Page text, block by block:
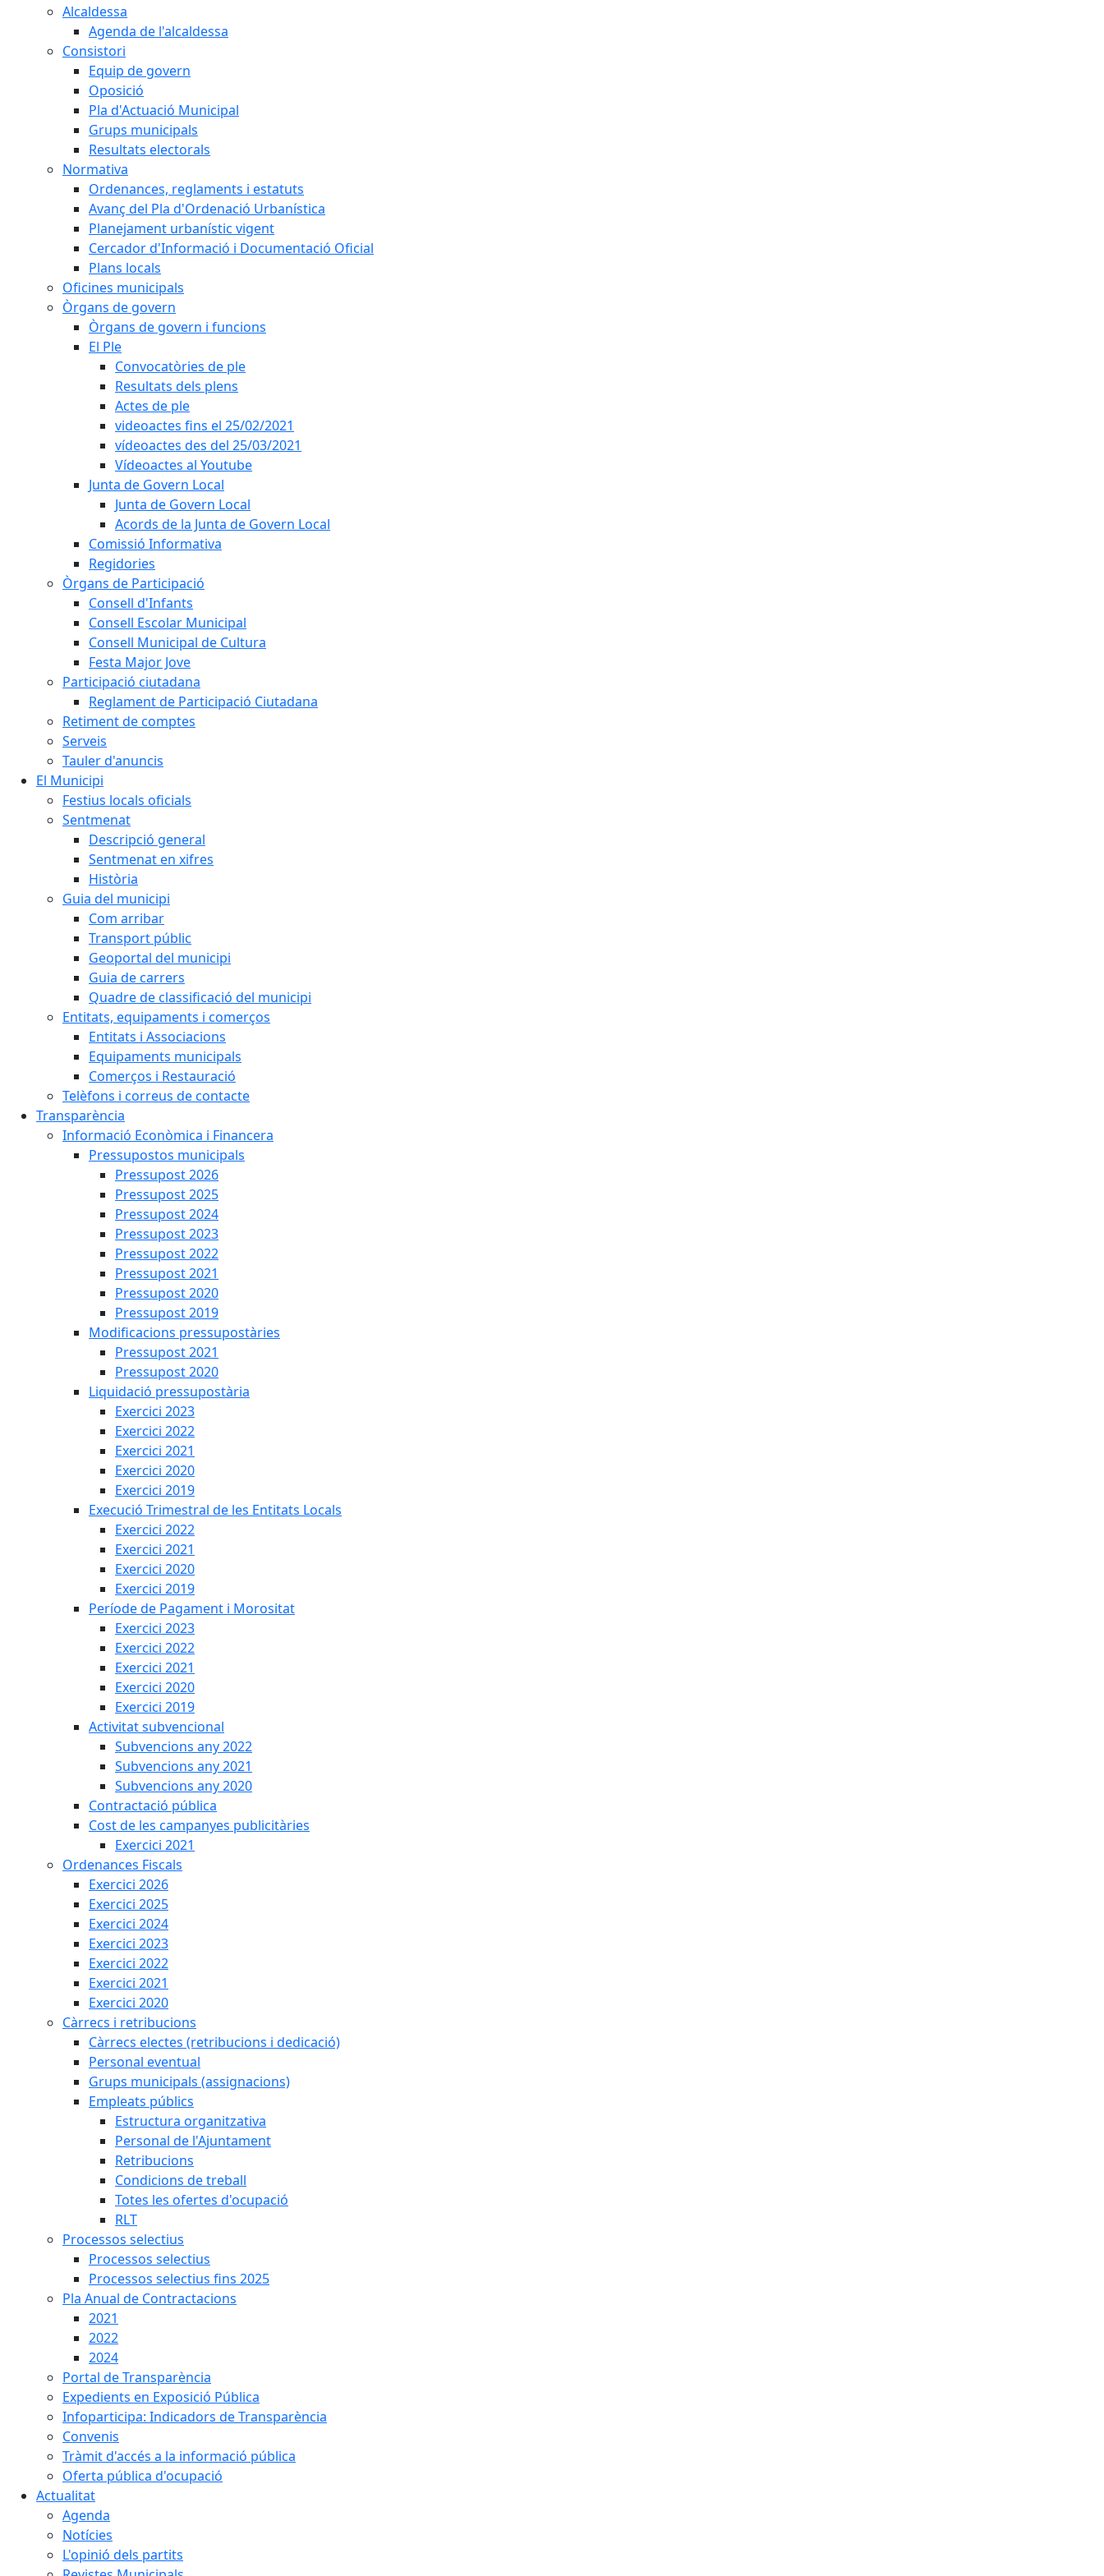
Alcaldessa
Agenda de l'alcaldessa
Consistori
Equip de govern
Oposició
Pla d'Actuació Municipal
Grups municipals
Resultats electorals
Normativa
Ordenances, reglaments i estatuts
Avanç del Pla d'Ordenació Urbanística
Planejament urbanístic vigent
Cercador d'Informació i Documentació Oficial
Plans locals
Oficines municipals
Òrgans de govern
Òrgans de govern i funcions
El Ple
Convocatòries de ple
Resultats dels plens
Actes de ple
videoactes fins el 25/02/2021
vídeoactes des del 25/03/2021
Vídeoactes al Youtube
Junta de Govern Local
Junta de Govern Local
Acords de la Junta de Govern Local
Comissió Informativa
Regidories
Òrgans de Participació
Consell d'Infants
Consell Escolar Municipal
Consell Municipal de Cultura
Festa Major Jove
Participació ciutadana
Reglament de Participació Ciutadana
Retiment de comptes
Serveis
Tauler d'anuncis
El Municipi
Festius locals oficials
Sentmenat
Descripció general
Sentmenat en xifres
Història
Guia del municipi
Com arribar
Transport públic
Geoportal del municipi
Guia de carrers
Quadre de classificació del municipi
Entitats, equipaments i comerços
Entitats i Associacions
Equipaments municipals
Comerços i Restauració
Telèfons i correus de contacte
Transparència
Informació Econòmica i Financera
Pressupostos municipals
Pressupost 2026
Pressupost 2025
Pressupost 2024
Pressupost 2023
Pressupost 2022
Pressupost 2021
Pressupost 2020
Pressupost 2019
Modificacions pressupostàries
Pressupost 2021
Pressupost 2020
Liquidació pressupostària
Exercici 2023
Exercici 2022
Exercici 2021
Exercici 2020
Exercici 2019
Execució Trimestral de les Entitats Locals
Exercici 2022
Exercici 2021
Exercici 2020
Exercici 2019
Període de Pagament i Morositat
Exercici 2023
Exercici 2022
Exercici 2021
Exercici 2020
Exercici 2019
Activitat subvencional
Subvencions any 2022
Subvencions any 2021
Subvencions any 2020
Contractació pública
Cost de les campanyes publicitàries
Exercici 2021
Ordenances Fiscals
Exercici 2026
Exercici 2025
Exercici 2024
Exercici 2023
Exercici 2022
Exercici 2021
Exercici 2020
Càrrecs i retribucions
Càrrecs electes (retribucions i dedicació)
Personal eventual
Grups municipals (assignacions)
Empleats públics
Estructura organitzativa
Personal de l'Ajuntament
Retribucions
Condicions de treball
Totes les ofertes d'ocupació
RLT
Processos selectius
Processos selectius
Processos selectius fins 2025
Pla Anual de Contractacions
2021
2022
2024
Portal de Transparència
Expedients en Exposició Pública
Infoparticipa: Indicadors de Transparència
Convenis
Tràmit d'accés a la informació pública
Oferta pública d'ocupació
Actualitat
Agenda
Notícies
L'opinió dels partits